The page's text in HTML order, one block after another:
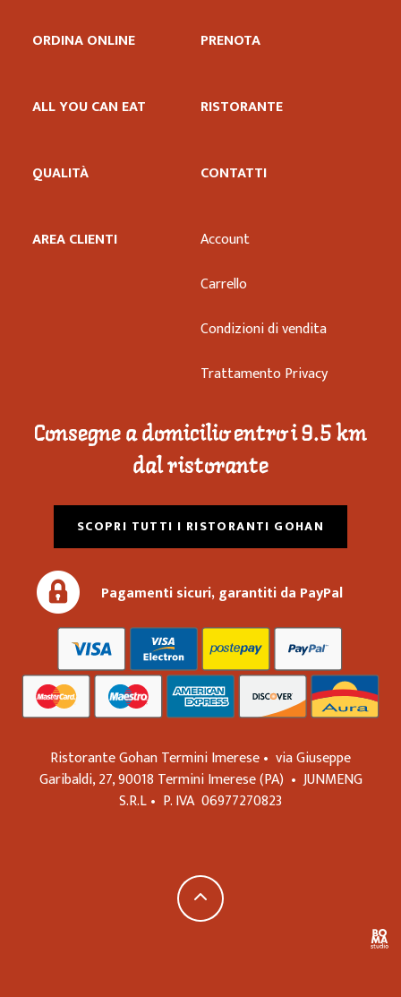
ORDINA ONLINE PRENOTA
ALL YOU CAN EAT RISTORANTE
QUALITÀ CONTATTI
AREA CLIENTI
Account
Carrello
Condizioni di vendita
Trattamento Privacy
Consegne a domicilio entro i 9.5 km
dal ristorante
SCOPRI TUTTI I RISTORANTI GOHAN
Pagamenti sicuri, garantiti da PayPal
Ristorante Gohan Termini Imerese • via Giuseppe
Garibaldi, 27,90018 Termini Imerese(PA) •JUNMENG
S.R.L• P. IVA 06977270823